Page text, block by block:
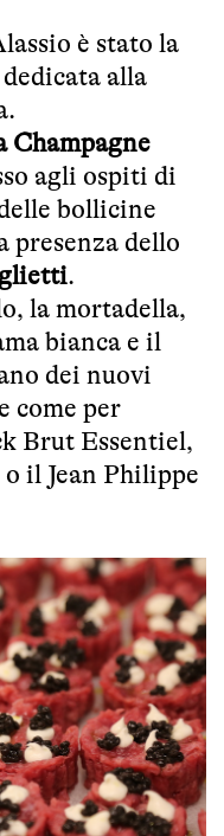
è stato la
alla
Champagne
agli ospiti di
bollicine
presenza dello
.
la mortadella,
bianca e il
dei nuovi
come per
Brut Essentiel,
il Jean Philippe